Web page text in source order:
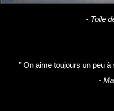
-Toile
" On aime toujours un peu
-